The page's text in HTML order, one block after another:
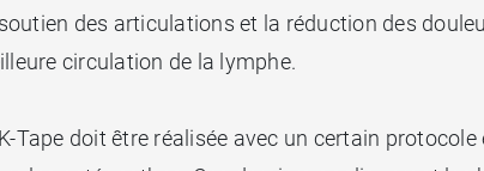
des articulations et la réduction des
circulation de la lymphe.
Tape doit être réalisée avec un certain